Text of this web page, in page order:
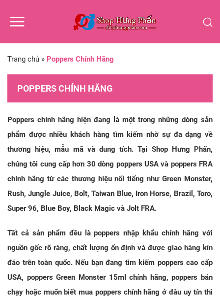
Trang chủ » Poppers Chính Hãng
POPPERS CHÍNH HÃNG
Poppers chính hãng hiện đang là một trong những dòng sản
phẩm được nhiều khách hàng tìm kiếm nhờ sự đa dạng về
thương hiệu, mẫu mã và dung tích. Tại Shop Hưng Phấn,
chúng tôi cung cấp hơn 30 dòng poppers USA và poppers FRA
chính hãng từ các thương hiệu nổi tiếng như Green Monster,
Rush, Jungle Juice, Bolt, Taiwan Blue, Iron Horse, Brazil, Toro,
Super 96, Blue Boy, Black Magic và Jolt FRA.
Tất cả sản phẩm đều là poppers nhập khẩu chính hãng với
nguồn gốc rõ ràng, chất lượng ổn định và được giao hàng kín
đáo trên toàn quốc. Nếu bạn đang tìm kiếm poppers cao cấp
USA, poppers Green Monster 15ml chính hãng, poppers bán
chạy hoặc muốn biết mua poppers chính hãng ở đâu uy tín thì